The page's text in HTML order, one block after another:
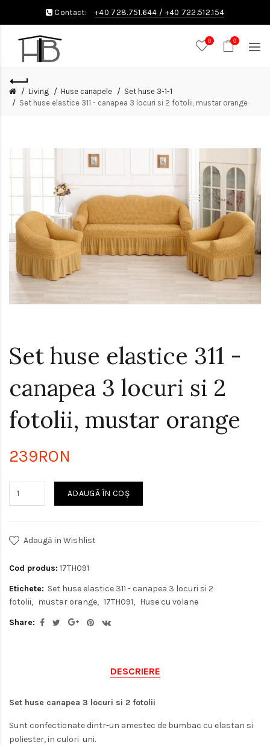
Contact: +40 728.751.644 / +40 722.512.154
0 0
Living Huse canapele
Set huse 3-1-1
Set huse elastice 311 - canapea 3 locuri si 2 fotolii, mustar orange
Set huse elastice 311 -
canapea 3 locuri si 2
fotolii, mustar orange
239RON
ADAUGĂ ÎN COŞ
Adaugă in Wishlist
Cod produs: 17TH091
Etichete: Set huse elastice 311 - canapea 3 locuri si 2
fotolii
mustar orange 17TH091
Huse cu volane
Share:
DESCRIERE
Set huse canapea 3 locuri si 2 fotolii
Sunt confectionate dintr-un amestec de bumbac cu elastan si
poliester, in culori uni.